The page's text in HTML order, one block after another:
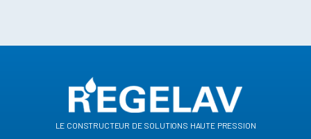
le constructeur de solutions haute pression